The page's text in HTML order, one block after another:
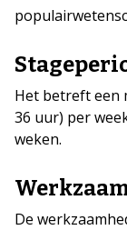
Het betreft een
36 uur) per
weken.
De